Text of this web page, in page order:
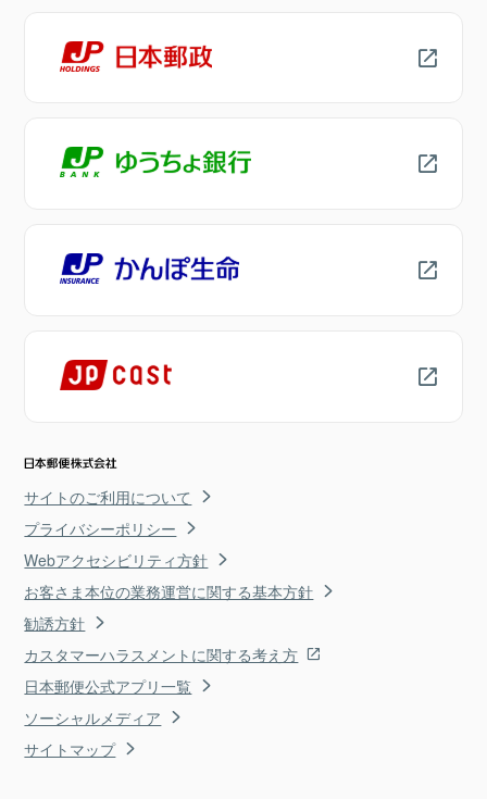
サイトのご利用について
プライバシーポリシー
Webアクセシビリティ方針
お客さま本位の業務運営に関する基本方針
勧誘方針
カスタマーハラスメントに関する考え方
日本郵便公式アプリ一覧
ソーシャルメディア
サイトマップ